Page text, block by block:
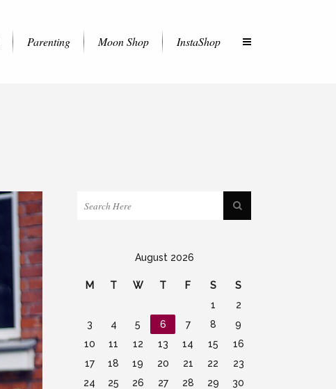
Parenting Moon Shop InstaShop
August 2026
M T W T F S
S
1
2
3
4 5 6 7 8
9
10
11 12 13 14 15
16
17
18 19 20 21 22
23
24
25 26 27 28 29
30